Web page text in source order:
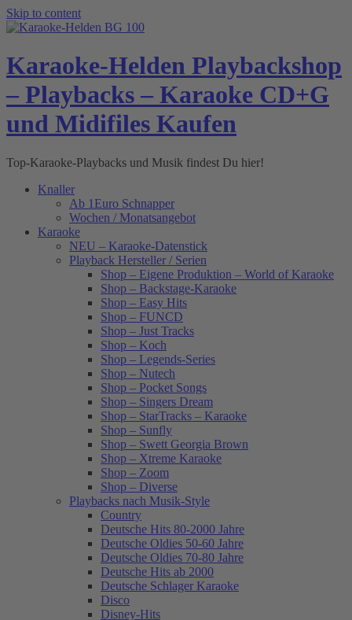
Skip to content
Karaoke-Helden Playbackshop
– Playbacks – Karaoke CD+G
und Midifiles Kaufen
Top-Karaoke-Playbacks und Musik findest Du hier!
Knaller
Ab 1Euro Schnapper
Wochen / Monatsangebot
Karaoke
NEU – Karaoke-Datenstick
Playback Hersteller / Serien
Shop – Eigene Produktion – World of Karaoke
Shop – Backstage-Karaoke
Shop – Easy Hits
Shop – FUNCD
Shop – Just Tracks
Shop – Koch
Shop – Legends-Series
Shop – Nutech
Shop – Pocket Songs
Shop – Singers Dream
Shop – StarTracks – Karaoke
Shop – Sunfly
Shop – Swett Georgia Brown
Shop – Xtreme Karaoke
Shop – Zoom
Shop – Diverse
Playbacks nach Musik-Style
Country
Deutsche Hits 80-2000 Jahre
Deutsche Oldies 50-60 Jahre
Deutsche Oldies 70-80 Jahre
Deutsche Hits ab 2000
Deutsche Schlager Karaoke
Disco
Disney-Hits